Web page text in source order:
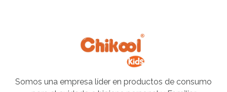
Somos una empresa líder en productos de consumo